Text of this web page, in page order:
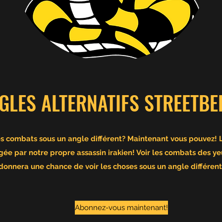
ALTERNATIFS
combats sous un angle différent? Maintenant vous pouvez!
par notre propre assassin irakien! Voir les combats des
une chance de voir les choses sous un angle
Abonnez-vous maintenant!